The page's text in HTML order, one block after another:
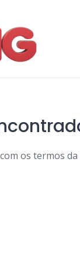
os termos